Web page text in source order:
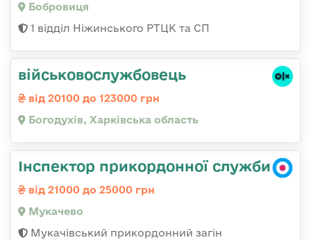
Бобровиця
1 відділ Ніжинського РТЦК та СП
військовослужбовець
від 20100 до 123000 грн
Богодухів, Харківська область
Інспектор прикордонної служби
від 21000 до 25000 грн
Мукачево
Мукачівський прикордонний загін